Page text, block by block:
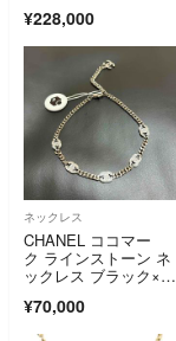
ングル Au750 カーネ
リアン 新品仕上済 65
¥228,000
ネックレス
CHANEL ココマー
ク ラインストーン ネ
ックレス ブラック×シ
¥70,000